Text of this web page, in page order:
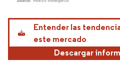
Imagen © Mordor Intelligence. El uso
Entender las
este mercado
Descargar